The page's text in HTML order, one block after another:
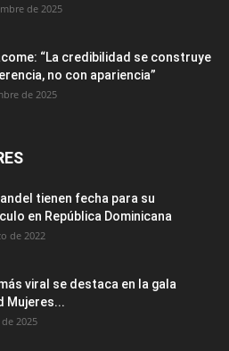
de 2025
“La credibilidad se construye
no con apariencia”
de 2025
tienen fecha para su
en República Dominicana
de 2022
viral se destaca en la gala
Mujeres...
2025